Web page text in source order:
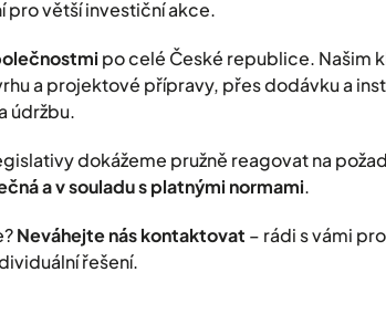
pro větší investiční akce.
po celé České republice. Našim
a projektové přípravy, přes dodávku a
údržbu.
dokážeme pružně reagovat na
a v souladu s platnými normami.
Neváhejte nás kontaktovat – rádi s vámi
řešení.